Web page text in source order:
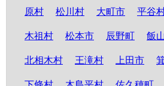
原村 松川村 大町市 平谷
木祖村 松本市 辰野町 飯
北相木村 王滝村 上田市